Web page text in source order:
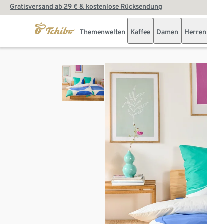
Gratisversand ab 29 € & kostenlose Rücksendung
Themenwelten Kaffee Damen Herren